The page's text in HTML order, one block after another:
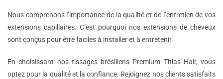
Nous comprenons l’importance de la qualité et de l’entretien de vos
extensions capillaires. C’est pourquoi nos extensions de cheveux
sont conçus pour être faciles à installer et à entretenir.
En choisissant nos tissages brésiliens Premium Titias Hair, vous
optez pour la qualité et la confiance. Rejoignez nos clients satisfaits